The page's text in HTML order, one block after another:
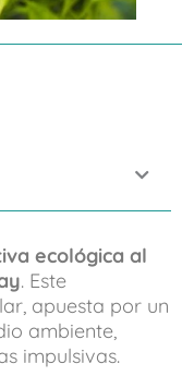
ecológica al
. Este
apuesta por un
ambiente,
impulsivas.